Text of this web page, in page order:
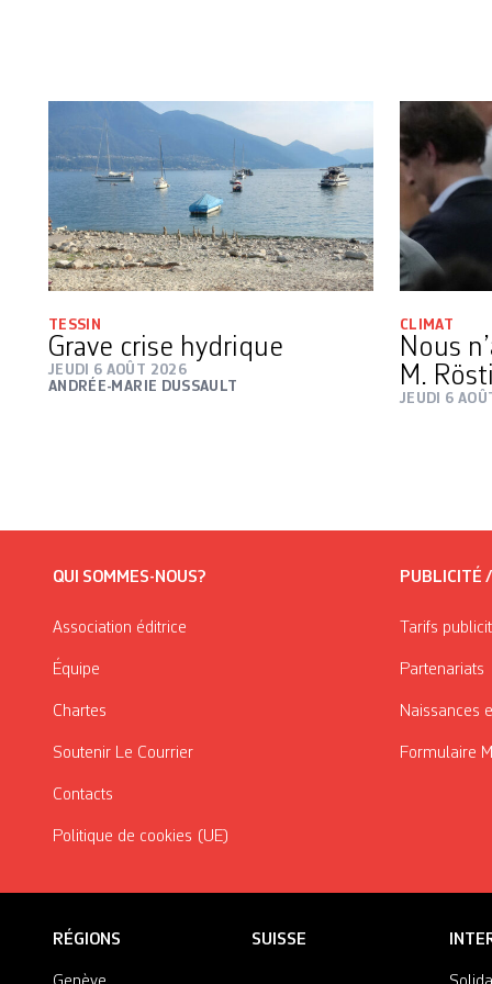
TESSIN
Grave crise hydrique
JEUDI 6 AOÛT 2026
ANDRÉE-MARIE DUSSAULT
CLIMAT
Nous
M.
JEUDI 6
QUI SOMMES-NOUS?
Association éditrice
Équipe
Chartes
Soutenir Le Courrier
Contacts
Politique de cookies (UE)
PUBLICITÉ
Tarifs
Partenariats
Naissances
Formulaire
RÉGIONS SUISSE